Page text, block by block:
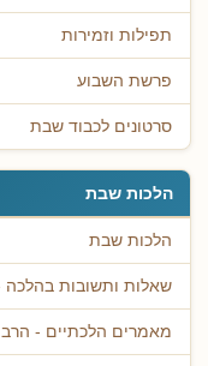
תפילות וזמירות
פרשת השבוע
סרטונים לכבוד שבת
הלכות שבת
הלכות שבת
שאלות ותשובות בהלכה
מאמרים הלכתיים - הרב